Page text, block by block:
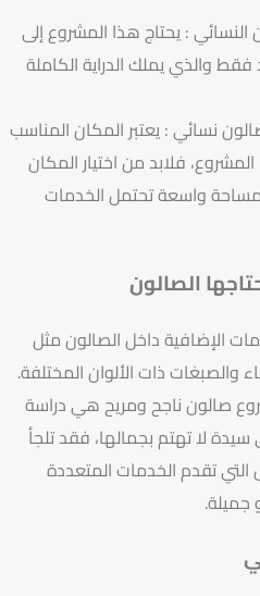
: يحتاج هذا المشروع إلى
والذي يملك الدراية الكاملة
نسائي : يعتبر المكان المناسب
فلابد من اختيار المكان
واسعة تحتمل الخدمات
الصالون
الإضافية داخل الصالون مثل
والصبغات ذات الألوان المختلفة.
صالون ناجح ومريح هي دراسة
لا تهتم بجمالها، فقد تلجأ
التي تقدم الخدمات المتعددة
جميلة.